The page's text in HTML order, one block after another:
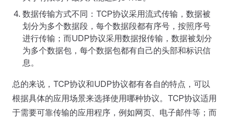
数据传输方式不同：TCP协议采用流式传输，数据被
划分为多个数据段，每个数据段都有序号，按照序号
进行传输；而UDP协议采用数据报传输，数据被划分
为多个数据包，每个数据包都有自己的头部和标识信
息。
总的来说，TCP协议和UDP协议都有各自的特点，可以
根据具体的应用场景来选择使用哪种协议。TCP协议适用
于需要可靠传输的应用程序，例如网页、电子邮件等；而